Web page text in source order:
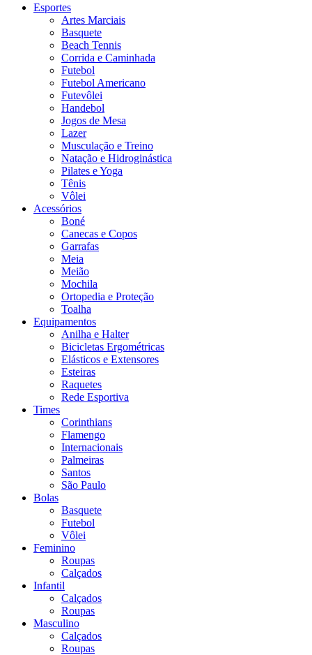
Esportes
Artes Marciais
Basquete
Beach Tennis
Corrida e Caminhada
Futebol
Futebol Americano
Futevôlei
Handebol
Jogos de Mesa
Lazer
Musculação e Treino
Natação e Hidroginástica
Pilates e Yoga
Tênis
Vôlei
Acessórios
Boné
Canecas e Copos
Garrafas
Meia
Meião
Mochila
Ortopedia e Proteção
Toalha
Equipamentos
Anilha e Halter
Bicicletas Ergométricas
Elásticos e Extensores
Esteiras
Raquetes
Rede Esportiva
Times
Corinthians
Flamengo
Internacionais
Palmeiras
Santos
São Paulo
Bolas
Basquete
Futebol
Vôlei
Feminino
Roupas
Calçados
Infantil
Calçados
Roupas
Masculino
Calçados
Roupas